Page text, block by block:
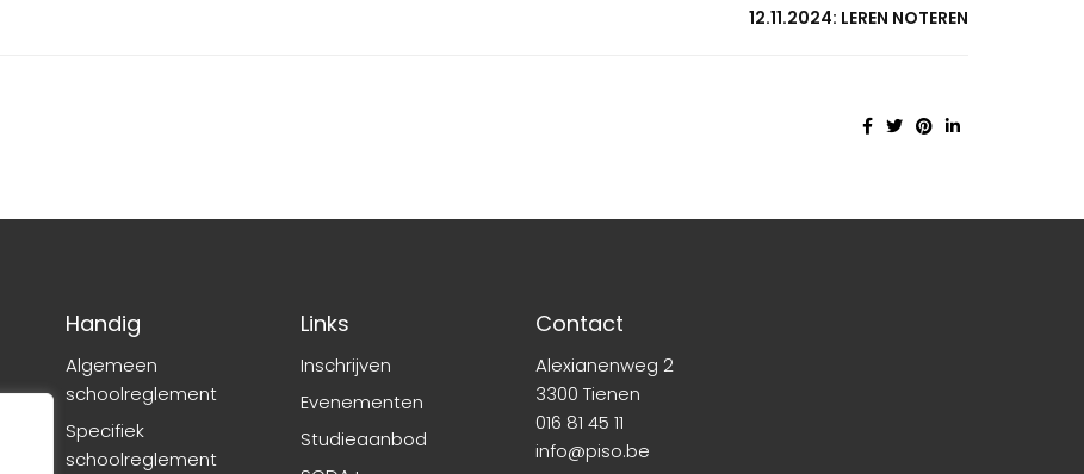
12.11.2024: LEREN NOTEREN
Handig
Algemeen
schoolreglement
Specifiek
schoolreglement
Links
Inschrijven
Evenementen
Studieaanbod
Contact
Alexianenweg 2
3300 Tienen
016 81 45 11
info@piso.be